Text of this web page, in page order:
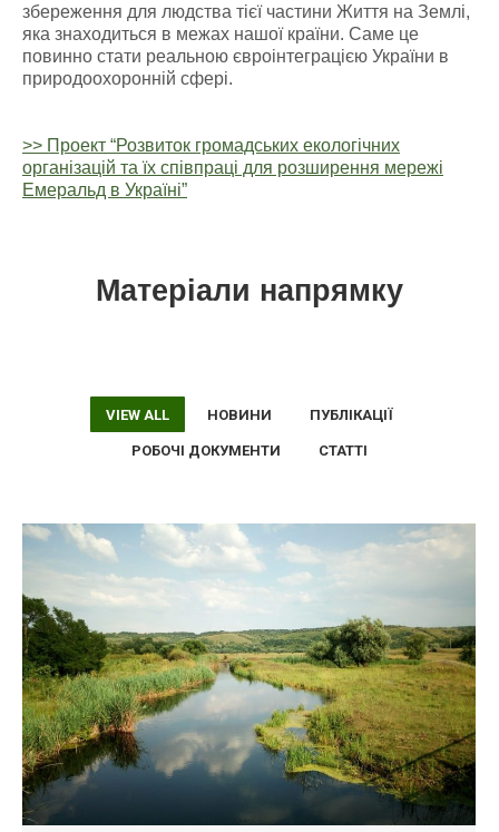
збереження для людства тієї частини Життя на Землі,
яка знаходиться в межах нашої країни. Саме це
повинно стати реальною євроінтеграцією України в
природоохоронній сфері.
>> Проект “Розвиток громадських екологічних
організацій та їх співпраці для розширення мережі
Емеральд в Україні”
Матеріали напрямку
VIEW ALL НОВИНИ ПУБЛІКАЦІЇ
РОБОЧІ ДОКУМЕНТИ СТАТТІ